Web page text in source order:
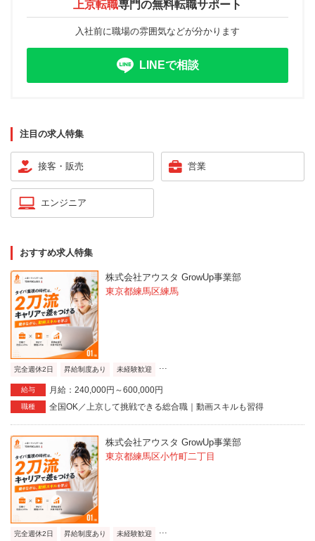
上京転職専門の無料転職サポート
入社前に職場の雰囲気などが分かります
LINEで相談
注目の求人特集
接客・販売 営業
エンジニア
おすすめ求人特集
株式会社アウスタ GrowUp事業部
東京都練馬区練馬
完全週休2日 昇給制度あり 未経験歓迎
給与 月給：240,000円～600,000円
職種 全国OK／上京して挑戦できる総合職｜動画スキルも習得
株式会社アウスタ GrowUp事業部
東京都練馬区小竹町二丁目
完全週休2日 昇給制度あり 未経験歓迎